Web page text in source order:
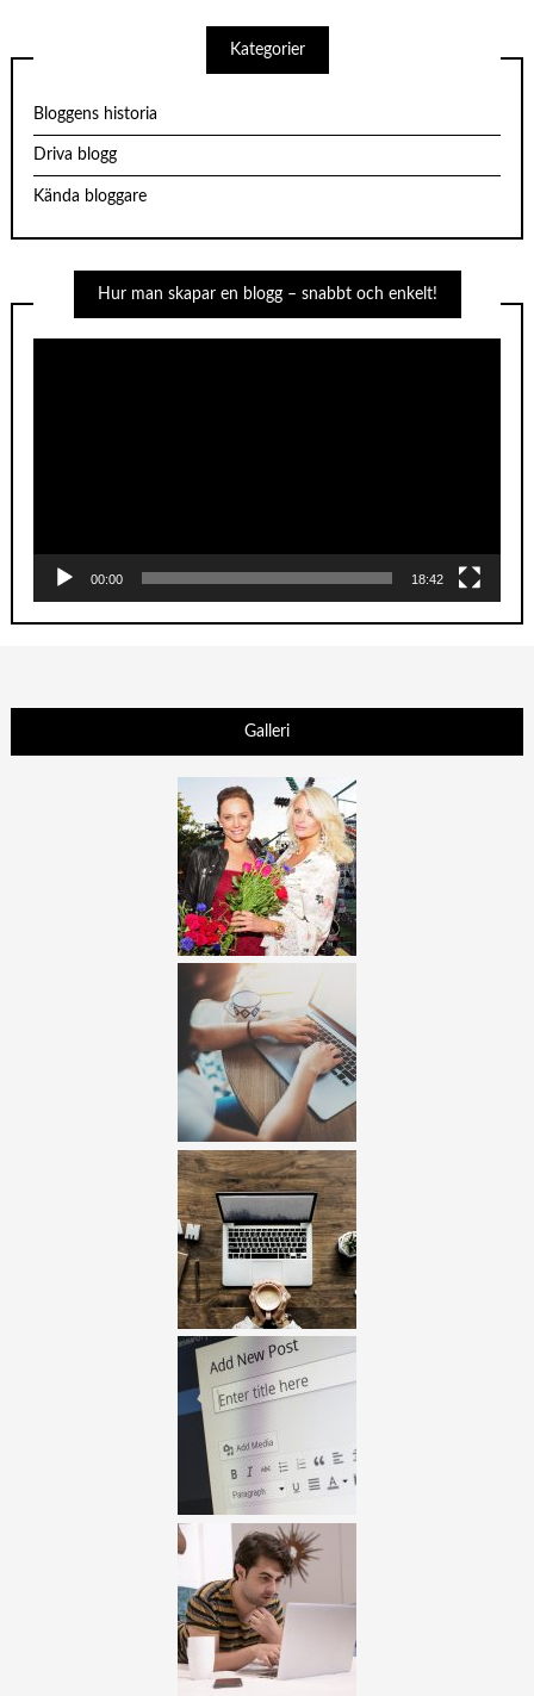
Kategorier
Bloggens historia
Driva blogg
Kända bloggare
Hur man skapar en blogg – snabbt och enkelt!
00:00 18:42
Galleri